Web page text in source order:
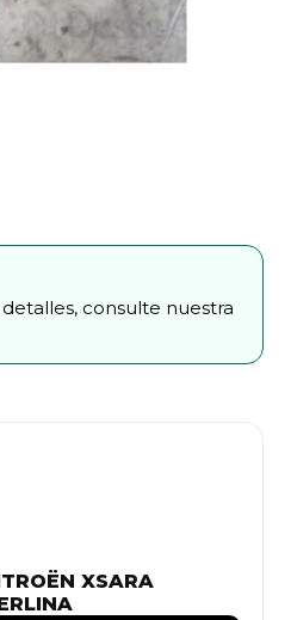
consulte nuestra
XSARA